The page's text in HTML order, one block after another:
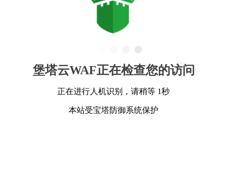
堡塔云WAF正在检查您的访问
正在进行人机识别，请稍等 1秒
本站受宝塔防御系统保护